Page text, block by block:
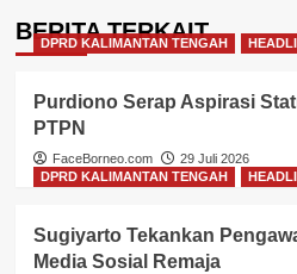
BERITA TERKAIT
DPRD KALIMANTAN TENGAH
Purdiono Serap Aspirasi
PTPN
FaceBorneo.com
29 Juli 2026
DPRD KALIMANTAN TENGAH
Sugiyarto Tekankan
Media Sosial Remaja